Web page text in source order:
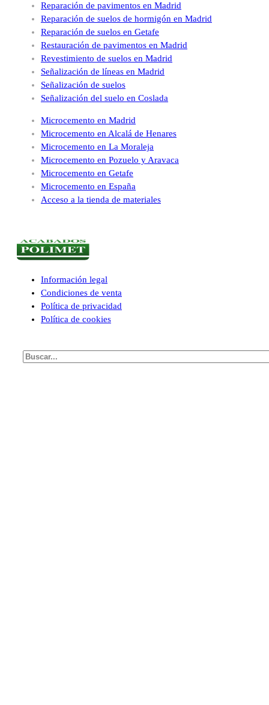
Reparación de pavimentos en Madrid
Reparación de suelos de hormigón en Madrid
Reparación de suelos en Getafe
Restauración de pavimentos en Madrid
Revestimiento de suelos en Madrid
Señalización de líneas en Madrid
Señalización de suelos
Señalización del suelo en Coslada
Microcemento en Madrid
Microcemento en Alcalá de Henares
Microcemento en La Moraleja
Microcemento en Pozuelo y Aravaca
Microcemento en Getafe
Microcemento en España
Acceso a la tienda de materiales
Información legal
Condiciones de venta
Política de privacidad
Política de cookies
Buscar